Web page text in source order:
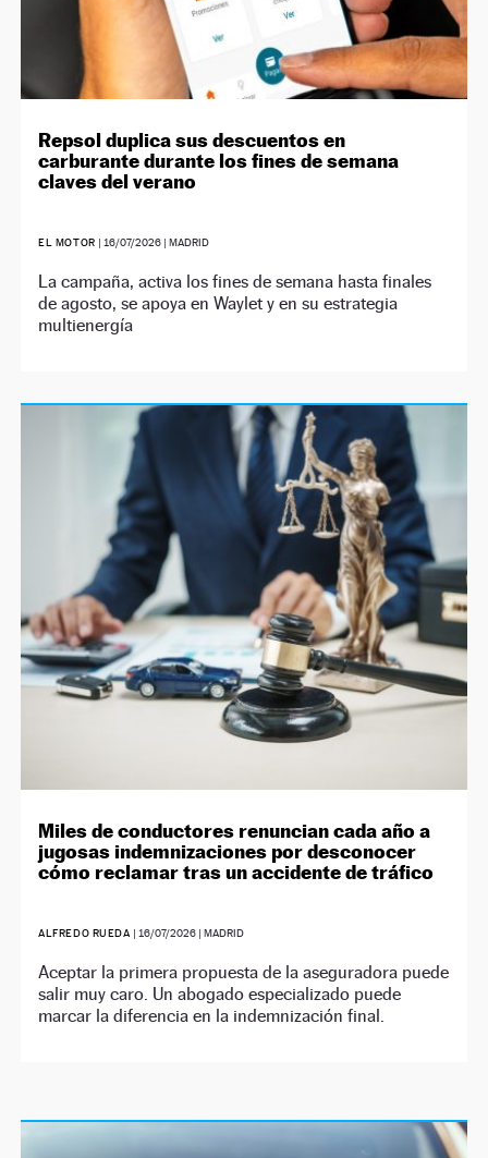
Repsol duplica sus descuentos en
carburante durante los fines de semana
claves del verano
EL MOTOR | 16/07/2026| MADRID
La campaña, activa los fines de semana hasta finales
de agosto, se apoya en Waylet y en su estrategia
multienergía
Miles de conductores renuncian cada año a
jugosas indemnizaciones por desconocer
cómo reclamar tras un accidente de tráfico
ALFREDO RUEDA | 16/07/2026| MADRID
Aceptar la primera propuesta de la aseguradora puede
salir muy caro. Un abogado especializado puede
marcar la diferencia en la indemnización final.